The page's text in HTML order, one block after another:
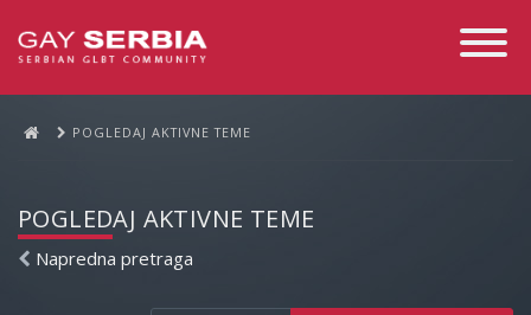
Toggle
POGLEDAJ AKTIVNE TEME
POGLEDAJ AKTIVNE TEME
Napredna pretraga